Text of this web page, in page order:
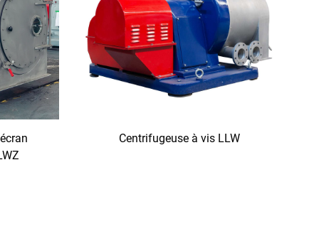
Centrifugeuse à vis LLW